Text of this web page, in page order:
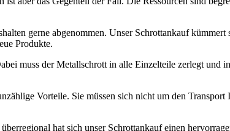
gerne abgenommen. Unser Schrottankauf
Produkte.
muss der Metallschrott in alle Einzelteile zerlegt und
Vorteile. Sie müssen sich nicht um den Transport
hat sich unser Schrottankauf einen